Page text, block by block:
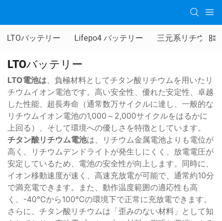
LTOバッテリー Lifepo4 バッテリー 三元系リチウム
LTOバッテリー
LTO電池は 、負極材料としてチタン酸リチウムを用いたリ
チウムイオン電池です。高い安全性、優れた安定性、卓越
した性能、超長寿命（通常数万サイクルに達し、一般的な
リチウムイオン電池の1,000～2,000サイクルをはるかに
上回る）、そして環境への優しさを特徴としています。
チタン酸リチウム電池は、リチウム金属電池よりも電位が
高く、リチウムデンドライトが発生しにくく、放電電圧が
安定しているため、電池の安全性が向上します。同時に、
イオン移動速度が速く、高速充放電が可能で、通常約10分
で満充電できます。また、動作温度範囲の適応性も高
く、-40℃から100℃の環境下で正常に充放電できます。
さらに、チタン酸リチウムは「歪みのない材料」として知